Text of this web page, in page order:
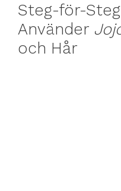
Steg-för-
Använder
och Hår